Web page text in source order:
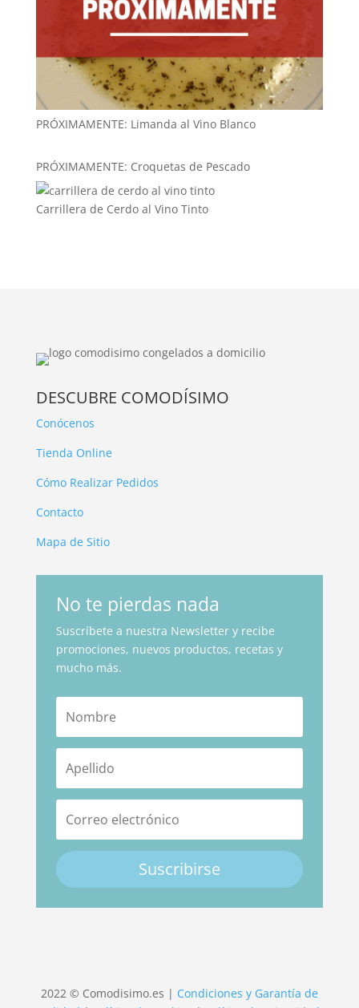
PRÓXIMAMENTE: Limanda al Vino Blanco
PRÓXIMAMENTE: Croquetas de Pescado
Carrillera de Cerdo al Vino Tinto
DESCUBRE COMODÍSIMO
Conócenos
Tienda Online
Cómo Realizar Pedidos
Contacto
Mapa de Sitio
No te pierdas nada
Suscríbete a nuestra Newsletter y recibe
promociones, nuevos productos, recetas y
mucho más.
Suscribirse
2022 © Comodisimo.es | Condiciones y Garantía de